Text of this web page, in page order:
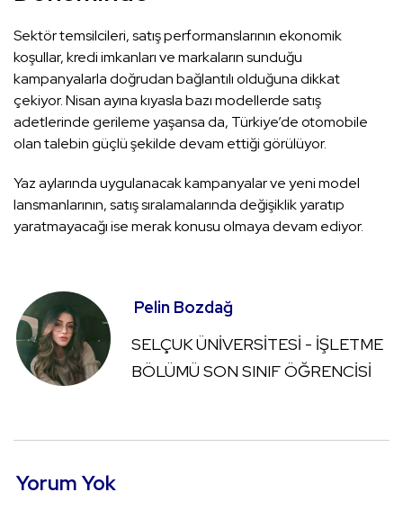
Sektör temsilcileri, satış performanslarının ekonomik
koşullar, kredi imkanları ve markaların sunduğu
kampanyalarla doğrudan bağlantılı olduğuna dikkat
çekiyor. Nisan ayına kıyasla bazı modellerde satış
adetlerinde gerileme yaşansa da, Türkiye’de otomobile
olan talebin güçlü şekilde devam ettiği görülüyor.
Yaz aylarında uygulanacak kampanyalar ve yeni model
lansmanlarının, satış sıralamalarında değişiklik yaratıp
yaratmayacağı ise merak konusu olmaya devam ediyor.
Pelin Bozdağ
SELÇUK ÜNİVERSİTESİ - İŞLETME
BÖLÜMÜ SON SINIF ÖĞRENCİSİ
Yorum Yok